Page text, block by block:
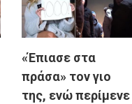
«Έπιασε στα
πράσα» τον γιο
της, ενώ περίμενε